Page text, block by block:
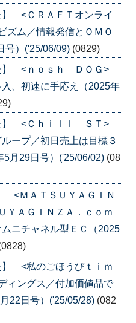
<ＣＲＡＦＴオンライ
ム／情報発信とＯＭＯ
号）('25/06/09) (0829)
】 <ｎｏｓｈ ＤＯＧ>
、初速に手応え（2025年
】 <Ｃｈｉｌｌ ＳＴ>
ープ／初日売上は目標３
月29日号）('25/06/02) (08
<ＭＡＴＳＵＹＡＧＩＮ
ＹＡＧＩＮＺＡ．ｃｏｍ
ニチャネル型ＥＣ（2025
<私のごほうびｔｉｍ
ィングス／付加価値品で
22日号）('25/05/28) (082